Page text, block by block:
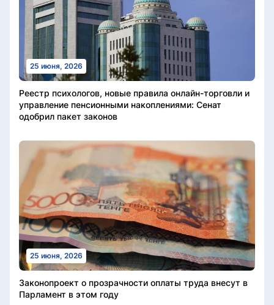
25 июня, 2026
Реестр психологов, новые правила онлайн-торговли и
управление пенсионными накоплениями: Сенат
одобрил пакет законов
25 июня, 2026
Законопроект о прозрачности оплаты труда внесут в
Парламент в этом году